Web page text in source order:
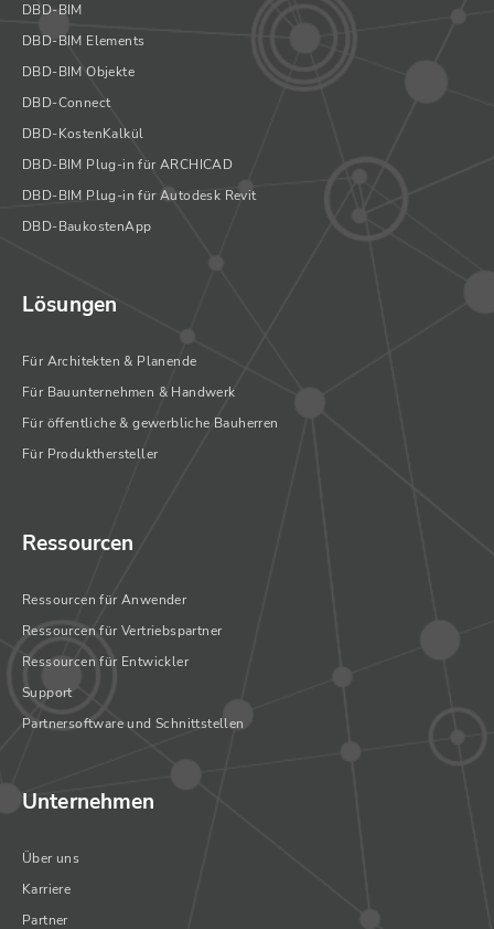
DBD-BIM
DBD-BIM Elements
DBD-BIM Objekte
DBD-Connect
DBD-KostenKalkül
DBD-BIM Plug-in für ARCHICAD
DBD-BIM Plug-in für Autodesk Revit
DBD-BaukostenApp
Lösungen
Für Architekten & Planende
Für Bauunternehmen & Handwerk
Für öffentliche & gewerbliche Bauherren
Für Produkthersteller
Ressourcen
Ressourcen für Anwender
Ressourcen für Vertriebspartner
Ressourcen für Entwickler
Support
Partnersoftware und Schnittstellen
Unternehmen
Über uns
Karriere
Partner